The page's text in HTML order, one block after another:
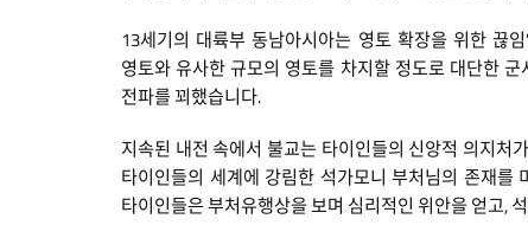
13세기의 대륙부 동남아시아는 영토 확장을 위한 끊
영토와 유사한 규모의 영토를 차지할 정도로 대단한
전파를 꾀했습니다.
지속된 내전 속에서 불교는 타이인들의 신앙적 의지처
타이인들의 세계에 강림한 석가모니 부처님의 존재를
타이인들은 부처유행상을 보며 심리적인 위안을 얻고,